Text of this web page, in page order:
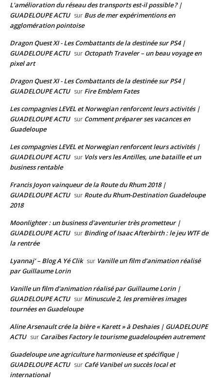
L'amélioration du réseau des transports est-il possible ? |
GUADELOUPE ACTU sur Bus de mer expérimentions en
agglomération pointoise
Dragon Quest XI - Les Combattants de la destinée sur PS4 |
GUADELOUPE ACTU sur Octopath Traveler – un beau voyage en
pixel art
Dragon Quest XI - Les Combattants de la destinée sur PS4 |
GUADELOUPE ACTU sur Fire Emblem Fates
Les compagnies LEVEL et Norwegian renforcent leurs activités |
GUADELOUPE ACTU sur Comment préparer ses vacances en
Guadeloupe
Les compagnies LEVEL et Norwegian renforcent leurs activités |
GUADELOUPE ACTU sur Vols vers les Antilles, une bataille et un
business rentable
Francis Joyon vainqueur de la Route du Rhum 2018 |
GUADELOUPE ACTU sur Route du Rhum-Destination Guadeloupe
2018
Moonlighter : un business d'aventurier très prometteur |
GUADELOUPE ACTU sur Binding of Isaac Afterbirth : le jeu WTF de
la rentrée
Lyannaj’ – Blog A Yé Clik sur Vanille un film d’animation réalisé
par Guillaume Lorin
Vanille un film d'animation réalisé par Guillaume Lorin |
GUADELOUPE ACTU sur Minuscule 2, les premières images
tournées en Guadeloupe
Aline Arsenault crée la bière « Karett » à Deshaies | GUADELOUPE
ACTU sur Caraïbes Factory le tourisme guadeloupéen autrement
Guadeloupe une agriculture harmonieuse et spécifique |
GUADELOUPE ACTU sur Café Vanibel un succès local et
international